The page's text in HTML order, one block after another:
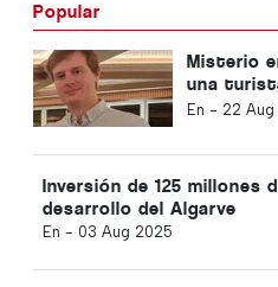
Popular
Misterio
una
Algarve
En - 22
Inversión de 125 millones
desarrollo del Algarve
En - 03 Aug 2025